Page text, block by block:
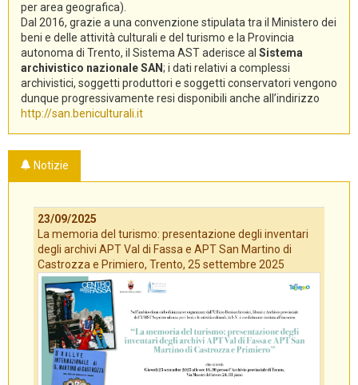
per area geografica).
Dal 2016, grazie a una convenzione stipulata tra il Ministero dei
beni e delle attività culturali e del turismo e la Provincia
autonoma di Trento, il Sistema AST aderisce al Sistema
archivistico nazionale SAN; i dati relativi a complessi
archivistici, soggetti produttori e soggetti conservatori vengono
dunque progressivamente resi disponibili anche all’indirizzo
http://san.beniculturali.it
Notizie
23/09/2025
La memoria del turismo: presentazione degli inventari
degli archivi APT Val di Fassa e APT San Martino di
Castrozza e Primiero, Trento, 25 settembre 2025